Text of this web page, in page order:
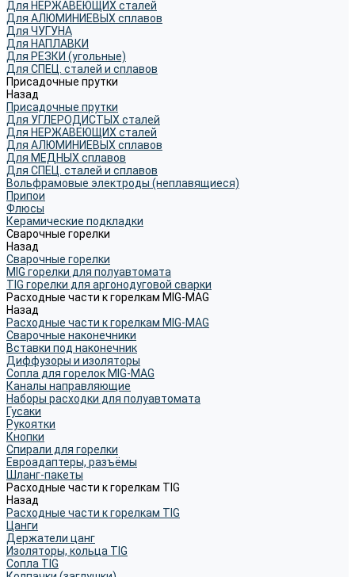
Для НЕРЖАВЕЮЩИХ сталей
Для АЛЮМИНИЕВЫХ сплавов
Для ЧУГУНА
Для НАПЛАВКИ
Для РЕЗКИ (угольные)
Для СПЕЦ. сталей и сплавов
Присадочные прутки
Назад
Присадочные прутки
Для УГЛЕРОДИСТЫХ сталей
Для НЕРЖАВЕЮЩИХ сталей
Для АЛЮМИНИЕВЫХ сплавов
Для МЕДНЫХ сплавов
Для СПЕЦ. сталей и сплавов
Вольфрамовые электроды (неплавящиеся)
Припои
Флюсы
Керамические подкладки
Сварочные горелки
Назад
Сварочные горелки
MIG горелки для полуавтомата
TIG горелки для аргонодуговой сварки
Расходные части к горелкам MIG-MAG
Назад
Расходные части к горелкам MIG-MAG
Сварочные наконечники
Вставки под наконечник
Диффузоры и изоляторы
Сопла для горелок MIG-MAG
Каналы направляющие
Наборы расходки для полуавтомата
Гусаки
Рукоятки
Кнопки
Спирали для горелки
Евроадаптеры, разъёмы
Шланг-пакеты
Расходные части к горелкам TIG
Назад
Расходные части к горелкам TIG
Цанги
Держатели цанг
Изоляторы, кольца TIG
Сопла TIG